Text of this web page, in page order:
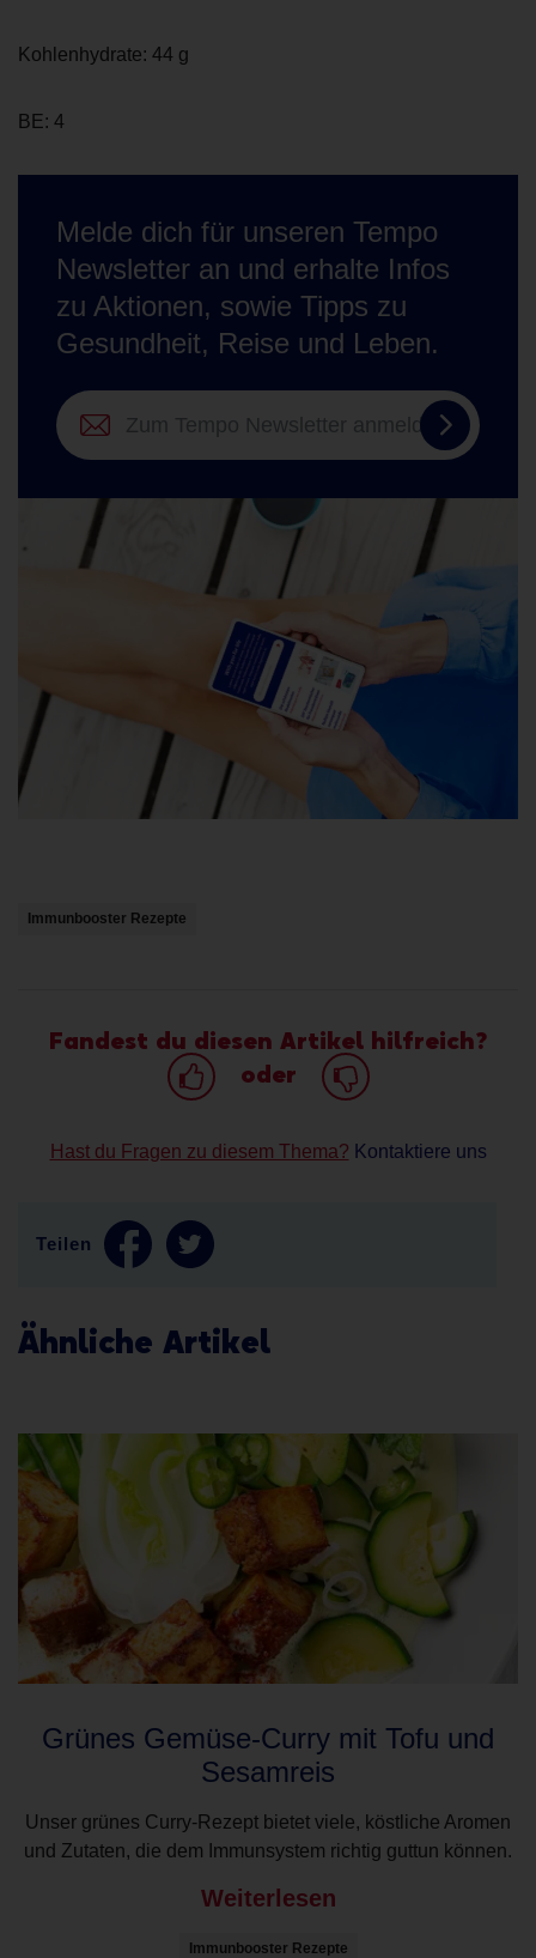
Melde dich für unseren Tempo
Newsletter an und erhalte Infos
zu Aktionen, sowie Tipps zu
Gesundheit, Reise und Leben.
Zum
Tempo
Kohlenhydrate: 44 g
BE: 4
Immunbooster Rezepte
Fandest du diesen Artikel hilfreich?
oder
Hast du Fragen zu diesem Thema? Kontaktiere uns
Teilen
Ähnliche Artikel
Grünes Gemüse-Curry mit Tofu und
Sesamreis
Unser grünes Curry-Rezept bietet viele, köstliche Aromen
und Zutaten, die dem Immunsystem richtig guttun können.
Weiterlesen
Immunbooster Rezepte